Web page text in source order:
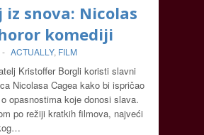
iz snova: Nicolas
komediji
- ACTUALLY, FILM
Kristoffer Borgli koristi slavni
Nicolasa Cagea kako bi ispričao
opasnostima koje donosi slava.
po režiji kratkih filmova, najveći